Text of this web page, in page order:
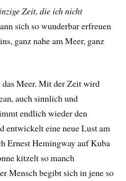
Zeit, die ich nicht
sich so wunderbar erfreuen
ganz nahe am Meer, ganz
Meer. Mit der Zeit wird
auch sinnlich und
endlich wieder den
entwickelt eine neue Lust am
Ernest Hemingway auf Kuba
kitzelt so manch
Mensch begibt sich in jene so